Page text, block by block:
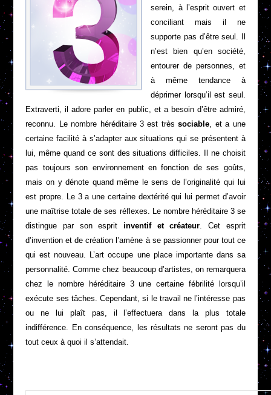
serein, à l’esprit ouvert et
conciliant mais il ne
supporte pas d’être seul. Il
n’est bien qu’en société,
entourer de personnes, et
à même tendance à
déprimer lorsqu’il est seul.
Extraverti, il adore parler en public, et a besoin d’être admiré,
reconnu. Le nombre héréditaire 3 est très sociable , et a une
certaine facilité à s’adapter aux situations qui se présentent à
lui, même quand ce sont des situations difficiles. Il ne choisit
pas toujours son environnement en fonction de ses goûts,
mais on y dénote quand même le sens de l’originalité qui lui
est propre. Le 3 a une certaine dextérité qui lui permet d’avoir
une maîtrise totale de ses réflexes. Le nombre héréditaire 3 se
distingue par son esprit inventif et créateur . Cet esprit
d’invention et de création l’amène à se passionner pour tout ce
qui est nouveau. L’art occupe une place importante dans sa
personnalité. Comme chez beaucoup d’artistes, on remarquera
chez le nombre héréditaire 3 une certaine fébrilité lorsqu’il
exécute ses tâches. Cependant, si le travail ne l’intéresse pas
ou ne lui plaît pas, il l’effectuera dans la plus totale
indifférence. En conséquence, les résultats ne seront pas du
tout ceux à quoi il s’attendait.